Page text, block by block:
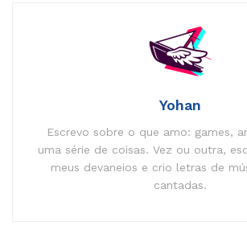
Yohan
Escrevo sobre o que amo: games,
uma série de coisas. Vez ou outra,
meus devaneios e crio letras de
cantadas.